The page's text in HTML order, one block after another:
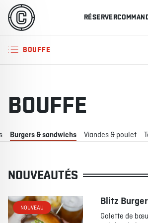
RÉSERVER
MENU
RESTAURANTS
CARTES-CADEAUX
HORAIRE DES
BOUFFE
BOUFFE
Burgers & sandwichs Viandes & poulet
NOUVEAUTÉS
NOUVEAU
Blitz
Galette de